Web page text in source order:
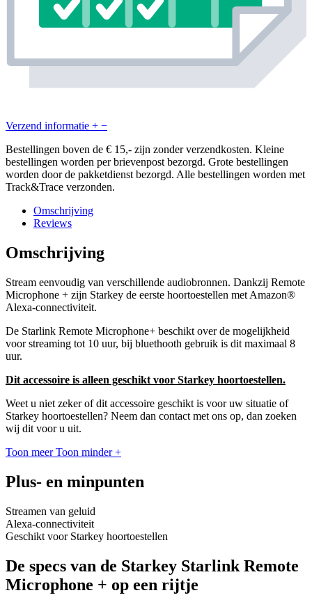
Verzend informatie + −
Bestellingen boven de € 15,- zijn zonder verzendkosten. Kleine
bestellingen worden per brievenpost bezorgd. Grote bestellingen
worden door de pakketdienst bezorgd. Alle bestellingen worden met
Track&Trace verzonden.
Omschrijving
Reviews
Omschrijving
Stream eenvoudig van verschillende audiobronnen. Dankzij Remote
Microphone + zijn Starkey de eerste hoortoestellen met Amazon®
Alexa-connectiviteit.
De Starlink Remote Microphone+ beschikt over de mogelijkheid
voor streaming tot 10 uur, bij bluethooth gebruik is dit maximaal 8
uur.
Dit accessoire is alleen geschikt voor Starkey hoortoestellen.
Weet u niet zeker of dit accessoire geschikt is voor uw situatie of
Starkey hoortoestellen? Neem dan contact met ons op, dan zoeken
wij dit voor u uit.
Toon meer Toon minder +
Plus- en minpunten
Streamen van geluid
Alexa-connectiviteit
Geschikt voor Starkey hoortoestellen
De specs van de Starkey Starlink Remote
Microphone + op een rijtje